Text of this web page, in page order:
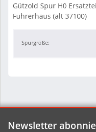
Gützold Spur H0
Führerhaus (alt 37100)
Spurgröße:
Newsletter